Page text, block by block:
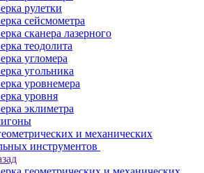
рулетки
сейсмометра
сканера лазерного
теодолита
угломера
угольника
уровнемера
уровня
эклиметра
и механических
инструментов